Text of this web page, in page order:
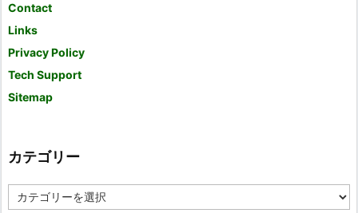
Contact
Links
Privacy Policy
Tech Support
Sitemap
カテゴリー
テ